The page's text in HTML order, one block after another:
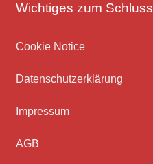
Wichtiges zum Schluss
Cookie Notice
Datenschutz­erklärung
Impressum
AGB